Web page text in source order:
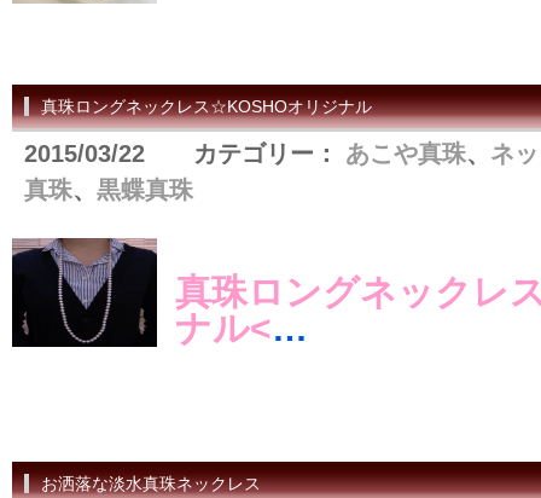
真珠ロングネックレス☆KOSHOオリジナル
2015/03/22 カテゴリー： あこや真珠、 ネ
真珠、 黒蝶真珠
真珠ロングネックレ
ナル<…
お洒落な淡水真珠ネックレス